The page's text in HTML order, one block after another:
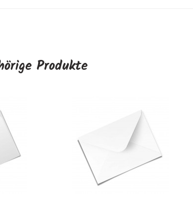
Produkte
Briefumschläge DIN C6 - Gold -
AUSWÄHLEN